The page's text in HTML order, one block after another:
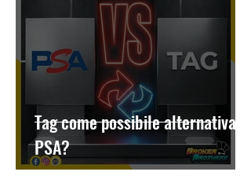
Tag come possibile alternativa a
PSA?